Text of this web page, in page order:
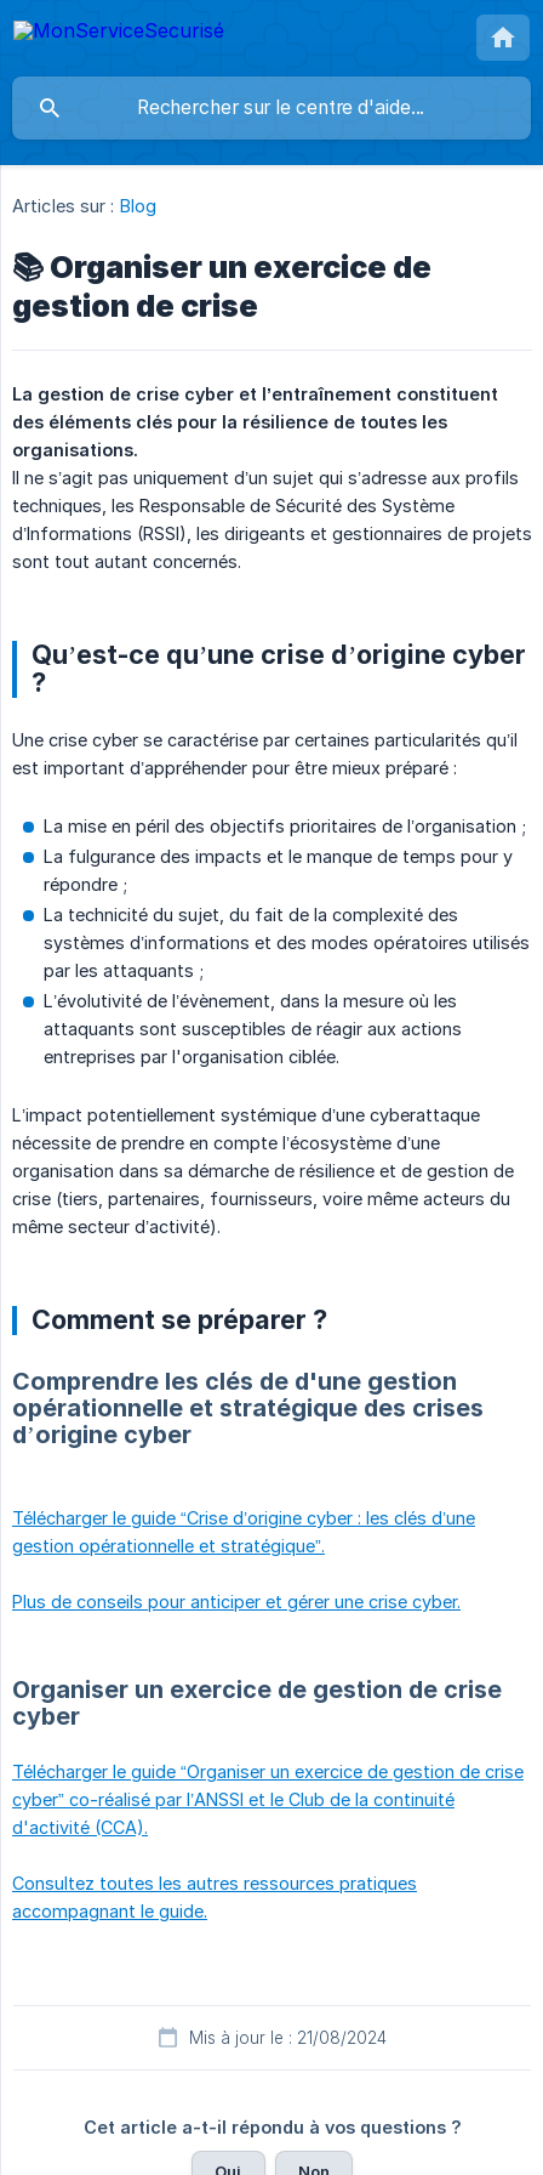
Articles sur : Blog
📚 Organiser un exercice de
gestion de crise
La gestion de crise cyber et l’entraînement constituent
des éléments clés pour la résilience de toutes les
organisations.
Il ne s’agit pas uniquement d’un sujet qui s’adresse aux profils
techniques, les Responsable de Sécurité des Système
d’Informations (RSSI), les dirigeants et gestionnaires de projets
sont tout autant concernés.
Qu’est-ce qu’une crise d’origine cyber
?
Une crise cyber se caractérise par certaines particularités qu’il
est important d’appréhender pour être mieux préparé :
La mise en péril des objectifs prioritaires de l’organisation ;
La fulgurance des impacts et le manque de temps pour y
répondre ;
La technicité du sujet, du fait de la complexité des
systèmes d’informations et des modes opératoires utilisés
par les attaquants ;
L’évolutivité de l’évènement, dans la mesure où les
attaquants sont susceptibles de réagir aux actions
entreprises par l'organisation ciblée.
L’impact potentiellement systémique d’une cyberattaque
nécessite de prendre en compte l’écosystème d’une
organisation dans sa démarche de résilience et de gestion de
crise (tiers, partenaires, fournisseurs, voire même acteurs du
même secteur d’activité).
Comment se préparer ?
Comprendre les clés de d'une gestion
opérationnelle et stratégique des crises
d’origine cyber
Télécharger le guide “Crise d’origine cyber : les clés d’une
gestion opérationnelle et stratégique”.
Plus de conseils pour anticiper et gérer une crise cyber.
Organiser un exercice de gestion de crise
cyber
Télécharger le guide “Organiser un exercice de gestion de crise
cyber” co-réalisé par l’ANSSI et le Club de la continuité
d'activité (CCA).
Consultez toutes les autres ressources pratiques
accompagnant le guide.
Mis à jour le : 21/08/2024
Cet article a-t-il répondu à vos questions ?